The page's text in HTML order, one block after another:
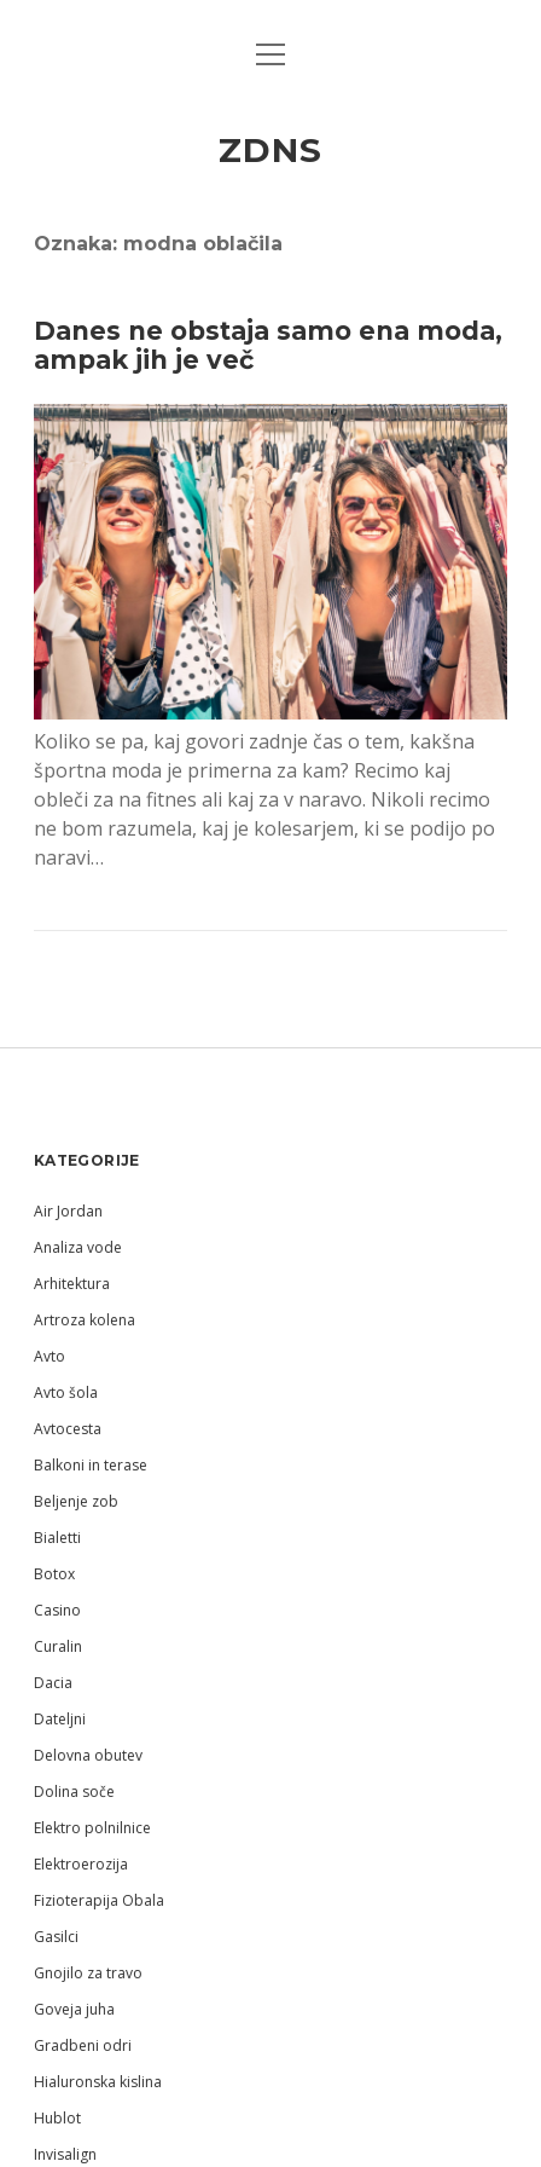
open
ZDNS
Oznaka: modna oblačila
Danes ne obstaja samo ena moda,
ampak jih je več
Koliko se pa, kaj govori zadnje čas o tem, kakšna
športna moda je primerna za kam? Recimo kaj
obleči za na fitnes ali kaj za v naravo. Nikoli recimo
ne bom razumela, kaj je kolesarjem, ki se podijo po
naravi…
KATEGORIJE
Air Jordan
Analiza vode
Arhitektura
Artroza kolena
Avto
Avto šola
Avtocesta
Balkoni in terase
Beljenje zob
Bialetti
Botox
Casino
Curalin
Dacia
Dateljni
Delovna obutev
Dolina soče
Elektro polnilnice
Elektroerozija
Fizioterapija Obala
Gasilci
Gnojilo za travo
Goveja juha
Gradbeni odri
Hialuronska kislina
Hublot
Invisalign